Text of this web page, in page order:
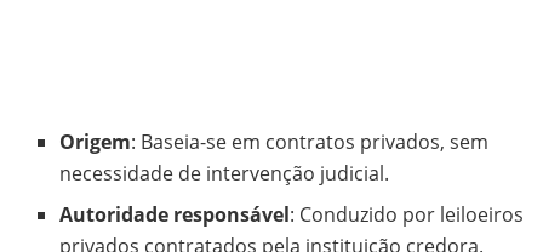
Origem: Baseia-se em contratos privados, sem
necessidade de intervenção judicial.
Autoridade responsável: Conduzido por leiloeiros
privados contratados pela instituição credora.